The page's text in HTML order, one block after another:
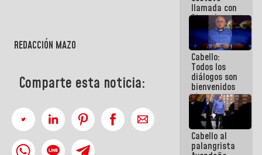
REDACCIÓN MAZO
Comparte esta noticia:
llamada con
Dinorah
Figuera y
acuerdan
primer
encuentro
presencial
para el
diálogo
Cabello:
Todos los
diálogos son
bienvenidos
siempre que
estén en el
marco de la
Constitución
de la
República
Cabello al
palangrista